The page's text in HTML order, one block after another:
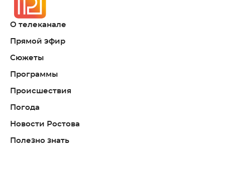
О телеканале
Прямой эфир
Сюжеты
Программы
Происшествия
Погода
Новости Ростова
Полезно знать